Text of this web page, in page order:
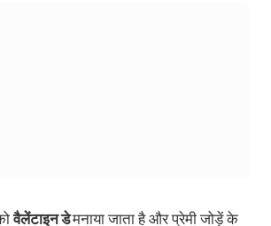
वैलेंटाइन डेमनाया जाता है और प्रेमी जोड़ें के